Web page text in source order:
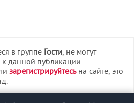
в группе Гости, не могут
к данной публикации.
зарегистрируйтесьна сайте, это